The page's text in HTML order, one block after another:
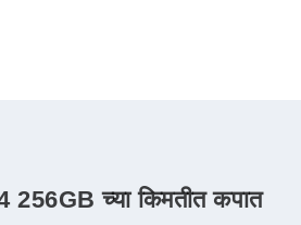
च्या किमतीत कपात